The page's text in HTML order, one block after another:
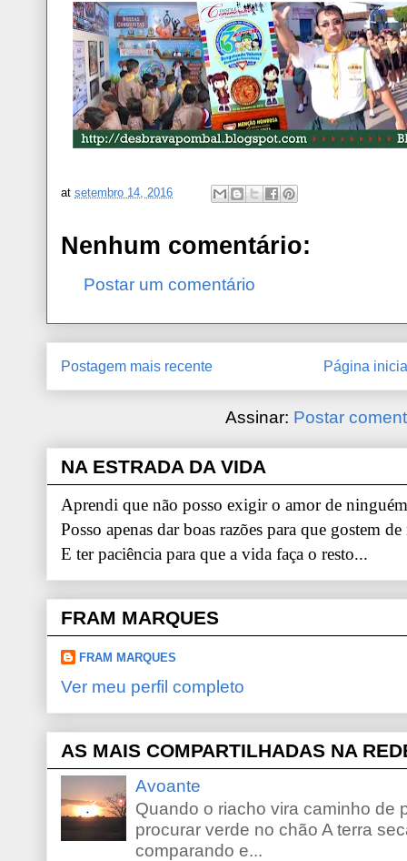
at setembro 14, 2016
Nenhum comentário:
Postar um comentário
Postagem mais recente Página
Assinar: Postar
NA ESTRADA DA VIDA
Aprendi que não posso exigir o amor de
Posso apenas dar boas razões para que gostem
E ter paciência para que a vida faça o resto...
FRAM MARQUES
FRAM MARQUES
Ver meu perfil completo
AS MAIS COMPARTILHADAS NA
Avoante
Quando o riacho vira caminho de
procurar verde no chão A terra
comparando e...